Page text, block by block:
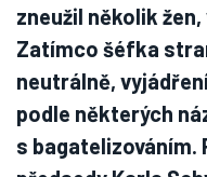
zneužil několik
Zatímco šéfka
neutrálně,
podle některých
s